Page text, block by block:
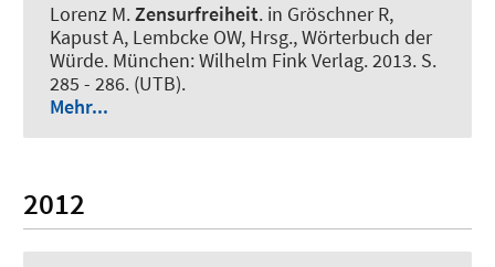
Lorenz M.Zensurfreiheit. in Gröschner R,
Kapust A, Lembcke OW, Hrsg., Wörterbuch der
Würde. München: Wilhelm Fink Verlag. 2013. S.
285 - 286. (UTB).
Mehr...
2012